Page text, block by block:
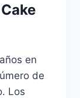
en
de
Los